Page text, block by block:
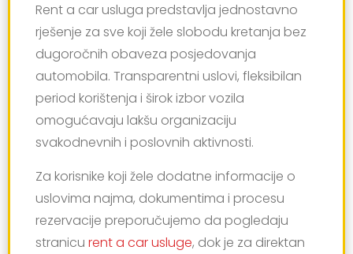
Rent a car usluga predstavlja jednostavno
rješenje za sve koji žele slobodu kretanja bez
dugoročnih obaveza posjedovanja
automobila. Transparentni uslovi, fleksibilan
period korištenja i širok izbor vozila
omogućavaju lakšu organizaciju
svakodnevnih i poslovnih aktivnosti.
Za korisnike koji žele dodatne informacije o
uslovima najma, dokumentima i procesu
rezervacije preporučujemo da pogledaju
stranicu rent a car usluge, dok je za direktan